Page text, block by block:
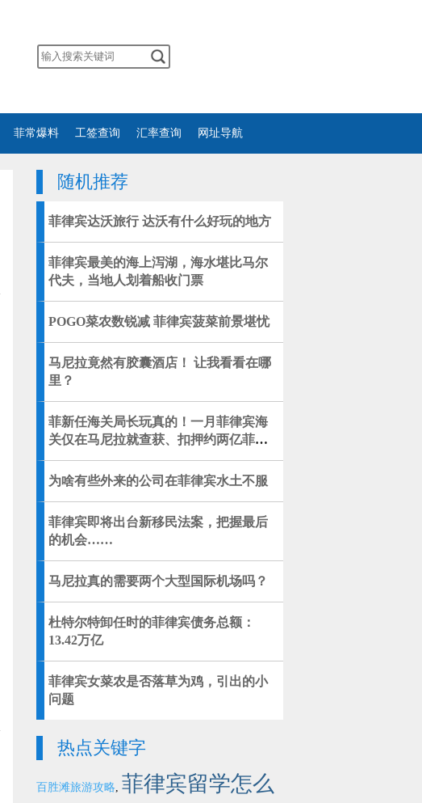
菲常爆料 工签查询 汇率查询 网址导航
随机推荐
菲律宾达沃旅行 达沃有什么好玩的地方
菲律宾最美的海上泻湖，海水堪比马尔
代夫，当地人划着船收门票
POGO菜农数锐减 菲律宾菠菜前景堪忧
马尼拉竟然有胶囊酒店！ 让我看看在哪
里？
菲新任海关局长玩真的！一月菲律宾海
关仅在马尼拉就查获、扣押约两亿菲币
的走私农产品。也许预示这一行春...
为啥有些外来的公司在菲律宾水土不服
菲律宾即将出台新移民法案，把握最后
的机会……
马尼拉真的需要两个大型国际机场吗？
杜特尔特卸任时的菲律宾债务总额：
13.42万亿
菲律宾女菜农是否落草为鸡，引出的小
问题
热点关键字
百胜滩旅游攻略, 菲律宾留学怎么